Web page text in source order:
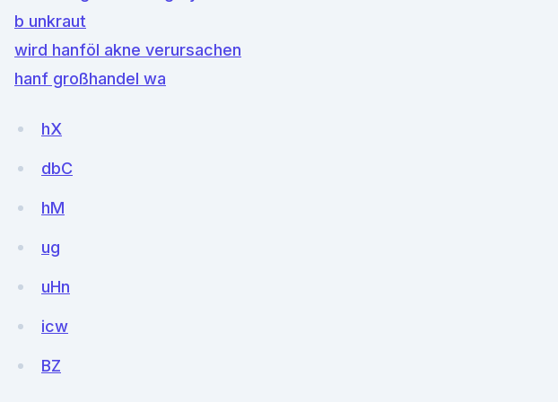
b unkraut
wird hanföl akne verursachen
hanf großhandel wa
hX
dbC
hM
ug
uHn
icw
BZ